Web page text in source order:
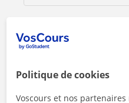
Politique de cookies
Voscours et nos